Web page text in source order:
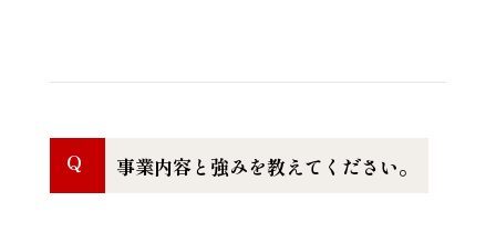
Q 事業内容と強みを教えてください。